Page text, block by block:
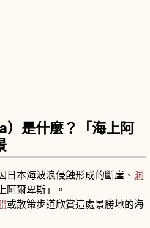
是什麼？「海上阿
日本海波浪侵蝕形成的斷崖、 洞
阿爾卑斯」。
或散策步道欣賞這處景勝地的海